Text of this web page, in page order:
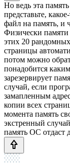
Но ведь эта
представьте,
файл на память, и
Физически памяти
этих 20
страницы
потом можно
понадобится
зарезервирует
случай, если
замапленным
копии всех
момента память
экстренный
память ОС отдаст